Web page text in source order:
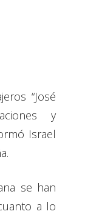
“José
y
Israel
se han
a lo